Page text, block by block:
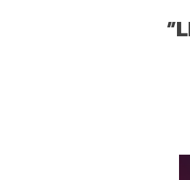
أمنية، إحدى شركات Beyon، تُحدث نقلة نوعية بإطلاق خطوط “LIVE”